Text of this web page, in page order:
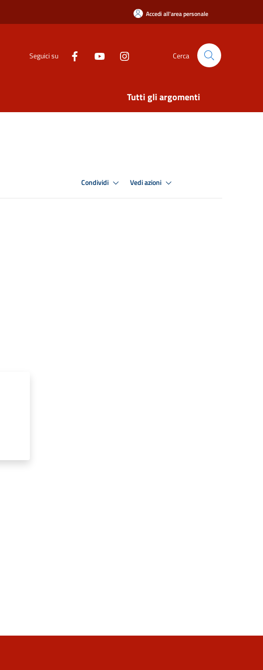
Accedi all'area personale
Seguici su Cerca
Tutti gli argomenti
Condividi Vedi azioni